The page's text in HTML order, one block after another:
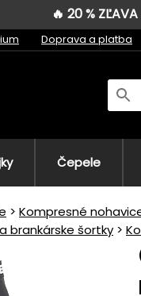
🔥 20 %
Doprava a platba
Čepele
Kompresné
brankárske šortky